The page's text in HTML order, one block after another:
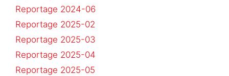
Reportage 2024-06
Reportage 2025-02
Reportage 2025-03
Reportage 2025-04
Reportage 2025-05